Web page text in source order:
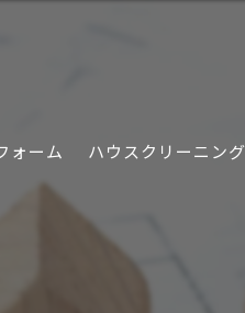
ォーム ハウスクリーニング